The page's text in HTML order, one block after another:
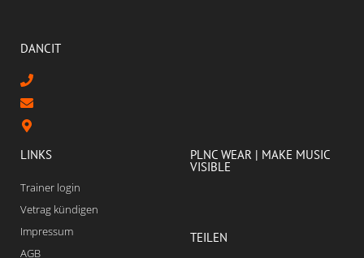
DANCIT
LINKS
Trainer login
Vetrag kündigen
Impressum
AGB
PLNC WEAR | MAKE MUSIC
VISIBLE
TEILEN